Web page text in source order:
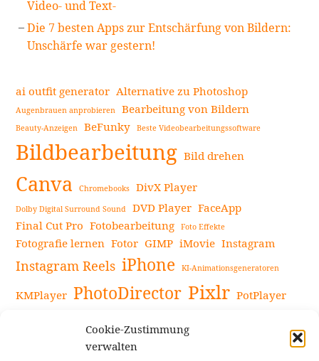
Cookie-Zustimmung
verwalten
Video- und Text-
Die 7 besten Apps zur Entschärfung von Bildern:
Unschärfe war gestern!
ai outfit generator Alternative zu Photoshop
Augenbrauen anprobieren Bearbeitung von Bildern
Beauty-Anzeigen BeFunky Beste Videobearbeitungssoftware
Bildbearbeitung Bild drehen
Canva Chromebooks DivX Player
Dolby Digital Surround Sound DVD Player FaceApp
Final Cut Pro Fotobearbeitung Foto Effekte
Fotografie lernen Fotor GIMP iMovie Instagram
Instagram Reels iPhone KI-Animationsgeneratoren
KMPlayer PhotoDirector Pixlr PotPlayer
Snapseed